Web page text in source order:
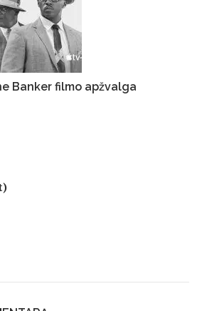
Banker filmo apžvalga